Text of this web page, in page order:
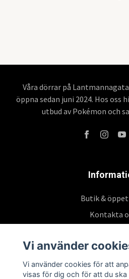
Våra dörrar på
öppna sedan juni 2024. Hos oss
utbud av Pokémon och
Butik &
Kontakta
Prenumerera på
Vi använder
Vi använder cookies för att
visas för dig och för att du ska